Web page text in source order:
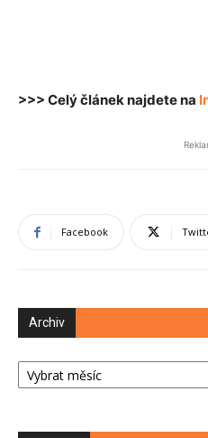
>>> Celý článek najdete na
Facebook
Archiv
Archiv